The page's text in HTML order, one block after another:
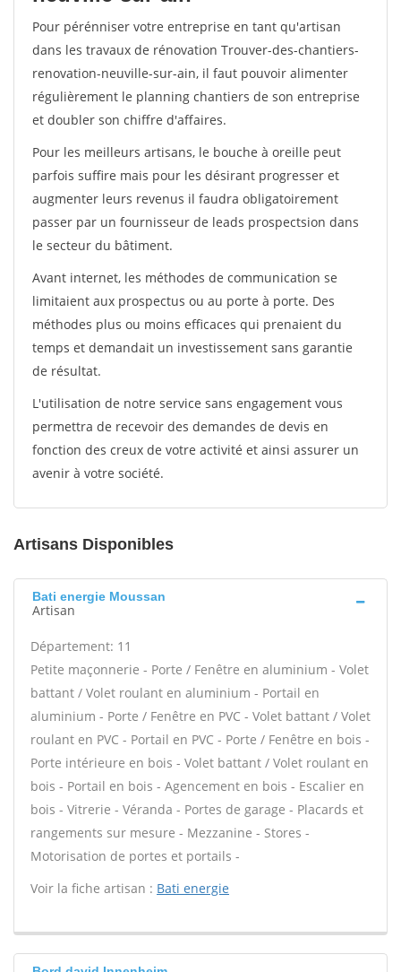
Pour pérénniser votre entreprise en tant qu'artisan
dans les travaux de rénovation Trouver-des-chantiers-
renovation-neuville-sur-ain, il faut pouvoir alimenter
régulièrement le planning chantiers de son entreprise
et doubler son chiffre d'affaires.
Pour les meilleurs artisans, le bouche à oreille peut
parfois suffire mais pour les désirant progresser et
augmenter leurs revenus il faudra obligatoirement
passer par un fournisseur de leads prospectsion dans
le secteur du bâtiment.
Avant internet, les méthodes de communication se
limitaient aux prospectus ou au porte à porte. Des
méthodes plus ou moins efficaces qui prenaient du
temps et demandait un investissement sans garantie
de résultat.
L'utilisation de notre service sans engagement vous
permettra de recevoir des demandes de devis en
fonction des creux de votre activité et ainsi assurer un
avenir à votre société.
Artisans Disponibles
Bati energie Moussan
Artisan
Département: 11
Petite maçonnerie - Porte / Fenêtre en aluminium - Volet
battant / Volet roulant en aluminium - Portail en
aluminium - Porte / Fenêtre en PVC - Volet battant / Volet
roulant en PVC - Portail en PVC - Porte / Fenêtre en bois -
Porte intérieure en bois - Volet battant / Volet roulant en
bois - Portail en bois - Agencement en bois - Escalier en
bois - Vitrerie - Véranda - Portes de garage - Placards et
rangements sur mesure - Mezzanine - Stores -
Motorisation de portes et portails -
Voir la fiche artisan : Bati energie